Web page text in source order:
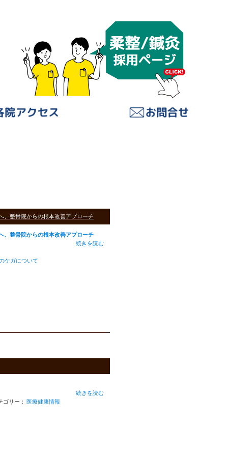
、整骨院からの根本改善アプローチ
、整骨院からの根本改善アプローチ
続きを読む
ケガについて
続きを読む
ゴリー： 医療健康情報